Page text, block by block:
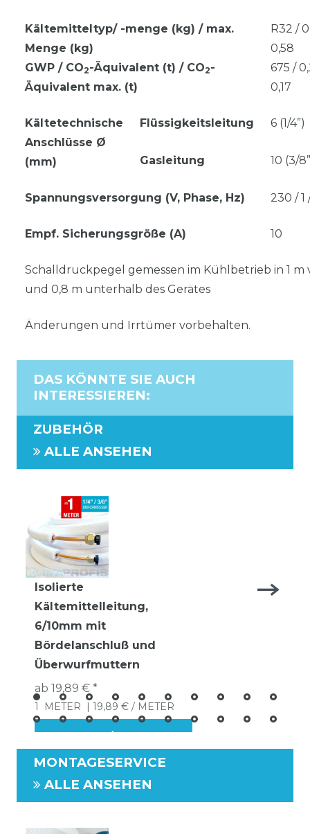
Kältemitteltyp/ -menge (kg) / max.
Menge (kg)
GWP / CO2-Äquivalent (t) / CO2-
Äquivalent max. (t)
R32 /
0,58
675 /
0,17
Kältetechnische
Anschlüsse Ø
(mm)
Flüssigkeitsleitung 6 (1/4”)
Gasleitung 10 (3/
Spannungsversorgung (V, Phase, Hz) 230 / 1
Empf. Sicherungsgröße (A) 10
Schalldruckpegel gemessen im Kühlbetrieb in 1 m
und 0,8 m unterhalb des Gerätes
Änderungen und Irrtümer vorbehalten.
DAS KÖNNTE SIE AUCH
INTERESSIEREN:
ZUBEHÖR
ALLE ANSEHEN
Isolierte
Kältemittelleitung,
6/10mm mit
Bördelanschluß und
Überwurfmuttern
ab 19,89 € *
1 METER | 19,89 € / METER
MONTAGESERVICE
ALLE ANSEHEN